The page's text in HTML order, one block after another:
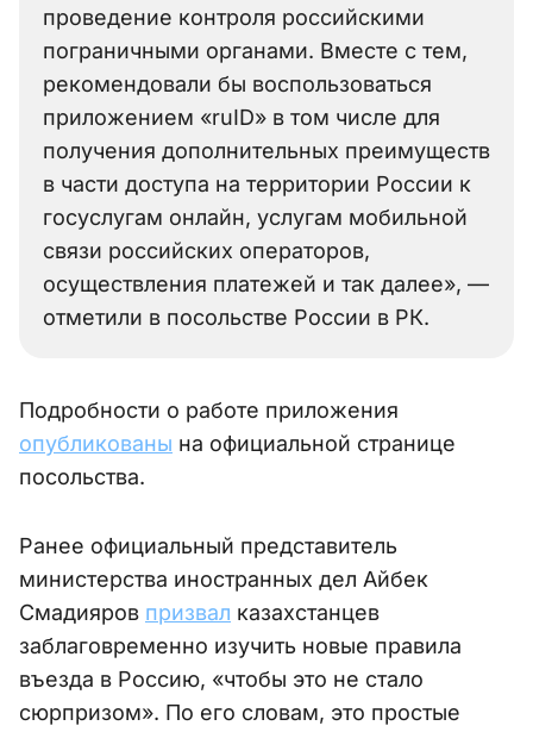
проведение контроля российскими
пограничными органами. Вместе с тем,
рекомендовали бы воспользоваться
приложением «ruID» в том числе для
получения дополнительных преимуществ
в части доступа на территории России к
госуслугам онлайн, услугам мобильной
связи российских операторов,
осуществления платежей и так далее», —
отметили в посольстве России в РК.
Подробности о работе приложения
опубликованы на официальной странице
посольства.
Ранее официальный представитель
министерства иностранных дел Айбек
Смадияров призвал казахстанцев
заблаговременно изучить новые правила
въезда в Россию, «чтобы это не стало
сюрпризом». По его словам, это простые